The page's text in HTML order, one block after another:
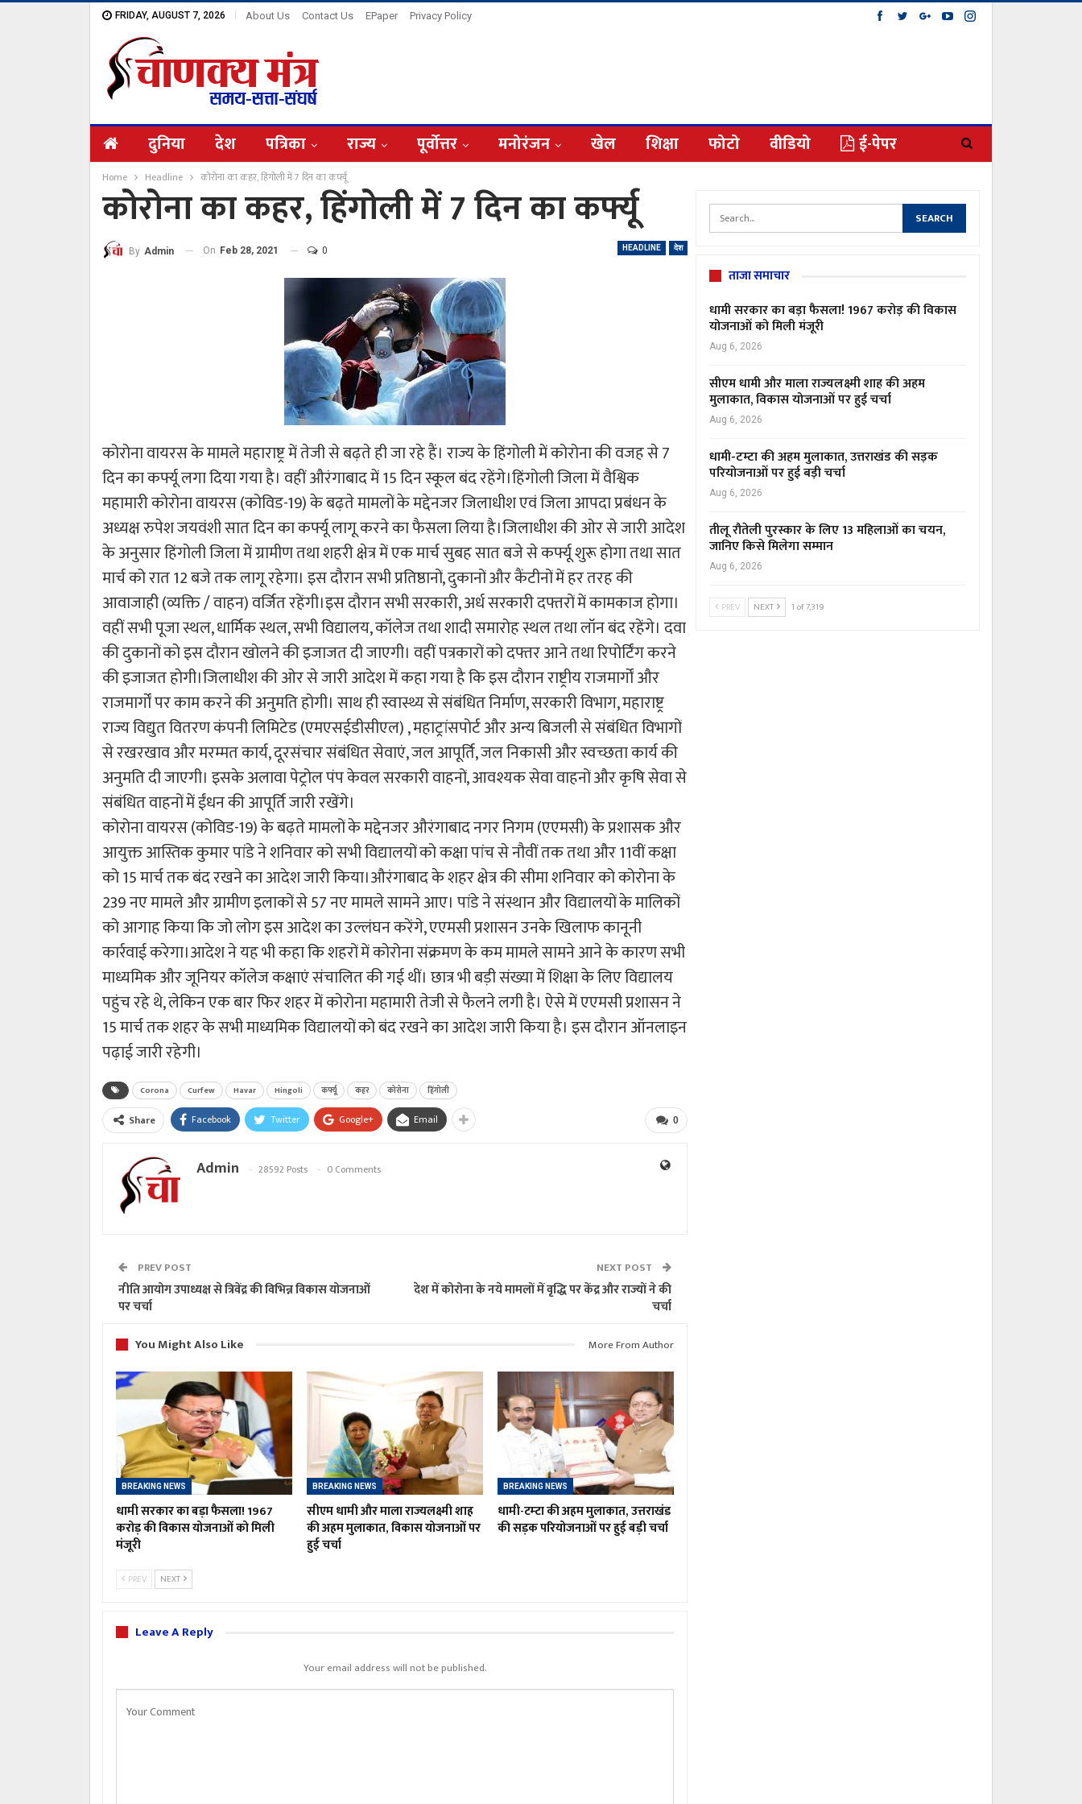
FRIDAY, AUGUST 7, 2026 About Us Contact Us EPaper Privacy Policy
दुनिया देश पत्रिका राज्य पूर्वोत्तर मनोरंजन खेल शिक्षा फोटो वीडियो ई-पेपर
Home Headline कोरोना का कहर, हिंगोली में 7 दिन का कर्फ्यू
कोरोना का कहर, हिंगोली में 7 दिन का कर्फ्यू
HEADLINE देश
By Admin On Feb 28, 2021 0
कोरोना वायरस के मामले महाराष्ट्र में तेजी से बढ़ते ही जा रहे हैं। राज्य के हिंगोली में कोरोना की वजह से 7
दिन का कर्फ्यू लगा दिया गया है। वहीं औरंगाबाद में 15 दिन स्कूल बंद रहेंगे।हिंगोली जिला में वैश्विक
महामारी कोरोना वायरस (कोविड-19) के बढ़ते मामलों के मद्देनजर जिलाधीश एवं जिला आपदा प्रबंधन के
अध्यक्ष रुपेश जयवंशी सात दिन का कर्फ्यू लागू करने का फैसला लिया है।जिलाधीश की ओर से जारी आदेश
के अनुसार हिंगोली जिला में ग्रामीण तथा शहरी क्षेत्र में एक मार्च सुबह सात बजे से कर्फ्यू शुरू होगा तथा सात
मार्च को रात 12 बजे तक लागू रहेगा। इस दौरान सभी प्रतिष्ठानों, दुकानों और कैंटीनों में हर तरह की
आवाजाही (व्यक्ति / वाहन) वर्जित रहेंगी।इस दौरान सभी सरकारी, अर्ध सरकारी दफ्तरों में कामकाज होगा।
वहीं सभी पूजा स्थल, धार्मिक स्थल, सभी विद्यालय, कॉलेज तथा शादी समारोह स्थल तथा लॉन बंद रहेंगे। दवा
की दुकानों को इस दौरान खोलने की इजाजत दी जाएगी। वहीं पत्रकारों को दफ्तर आने तथा रिपोर्टिंग करने
की इजाजत होगी।जिलाधीश की ओर से जारी आदेश में कहा गया है कि इस दौरान राष्ट्रीय राजमार्गों और
राजमार्गों पर काम करने की अनुमति होगी। साथ ही स्वास्थ्य से संबंधित निर्माण, सरकारी विभाग, महाराष्ट्र
राज्य विद्युत वितरण कंपनी लिमिटेड (एमएसईडीसीएल) , महाट्रांसपोर्ट और अन्य बिजली से संबंधित विभागों
से रखरखाव और मरम्मत कार्य, दूरसंचार संबंधित सेवाएं, जल आपूर्ति, जल निकासी और स्वच्छता कार्य की
अनुमति दी जाएगी। इसके अलावा पेट्रोल पंप केवल सरकारी वाहनों, आवश्यक सेवा वाहनों और कृषि सेवा से
संबंधित वाहनों में ईंधन की आपूर्ति जारी रखेंगे।
कोरोना वायरस (कोविड-19) के बढ़ते मामलों के मद्देनजर औरंगाबाद नगर निगम (एएमसी) के प्रशासक और
आयुक्त आस्तिक कुमार पांडे ने शनिवार को सभी विद्यालयों को कक्षा पांच से नौवीं तक तथा और 11वीं कक्षा
को 15 मार्च तक बंद रखने का आदेश जारी किया।औरंगाबाद के शहर क्षेत्र की सीमा शनिवार को कोरोना के
239 नए मामले और ग्रामीण इलाकों से 57 नए मामले सामने आए। पांडे ने संस्थान और विद्यालयों के मालिकों
को आगाह किया कि जो लोग इस आदेश का उल्लंघन करेंगे, एएमसी प्रशासन उनके खिलाफ कानूनी
कार्रवाई करेगा।आदेश ने यह भी कहा कि शहरों में कोरोना संक्रमण के कम मामले सामने आने के कारण सभी
माध्यमिक और जूनियर कॉलेज कक्षाएं संचालित की गई थीं। छात्र भी बड़ी संख्या में शिक्षा के लिए विद्यालय
पहुंच रहे थे, लेकिन एक बार फिर शहर में कोरोना महामारी तेजी से फैलने लगी है। ऐसे में एएमसी प्रशासन ने
15 मार्च तक शहर के सभी माध्यमिक विद्यालयों को बंद रखने का आदेश जारी किया है। इस दौरान ऑनलाइन
पढ़ाई जारी रहेगी।
Corona Curfew Havar Hingoli कर्फ्यू कहर कोरोना हिंगोली
0
Share Facebook Twitter Google+ Email
Admin 28592 Posts 0 Comments
PREV POST
नीति आयोग उपाध्यक्ष से त्रिवेंद्र की विभिन्न विकास योजनाओं
पर चर्चा
NEXT POST
देश में कोरोना के नये मामलों में वृद्धि पर केंद्र और राज्यों ने की
चर्चा
You Might Also Like
More From Author
BREAKING NEWS
धामी सरकार का बड़ा फैसला! 1967
करोड़ की विकास योजनाओं को मिली
मंजूरी
BREAKING NEWS
सीएम धामी और माला राज्यलक्ष्मी शाह
की अहम मुलाकात, विकास योजनाओं पर
हुई चर्चा
BREAKING NEWS
धामी-टम्टा की अहम मुलाकात, उत्तराखंड
की सड़क परियोजनाओं पर हुई बड़ी चर्चा
PREV NEXT
Leave A Reply
Your email address will not be published.
ताजा समाचार
धामी सरकार का बड़ा फैसला! 1967 करोड़ की विकास
योजनाओं को मिली मंजूरी
Aug 6, 2026
सीएम धामी और माला राज्यलक्ष्मी शाह की अहम
मुलाकात, विकास योजनाओं पर हुई चर्चा
Aug 6, 2026
धामी-टम्टा की अहम मुलाकात, उत्तराखंड की सड़क
परियोजनाओं पर हुई बड़ी चर्चा
Aug 6, 2026
तीलू रौतेली पुरस्कार के लिए 13 महिलाओं का चयन,
जानिए किसे मिलेगा सम्मान
Aug 6, 2026
PREV NEXT 1 of 7,319